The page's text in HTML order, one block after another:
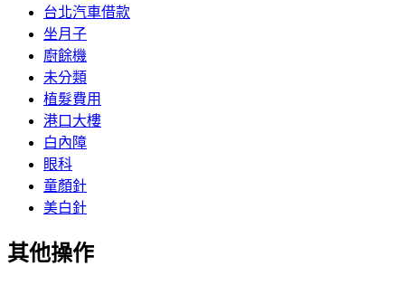
台北汽車借款
坐月子
廚餘機
未分類
植髮費用
港口大樓
白內障
眼科
童顏針
美白針
其他操作